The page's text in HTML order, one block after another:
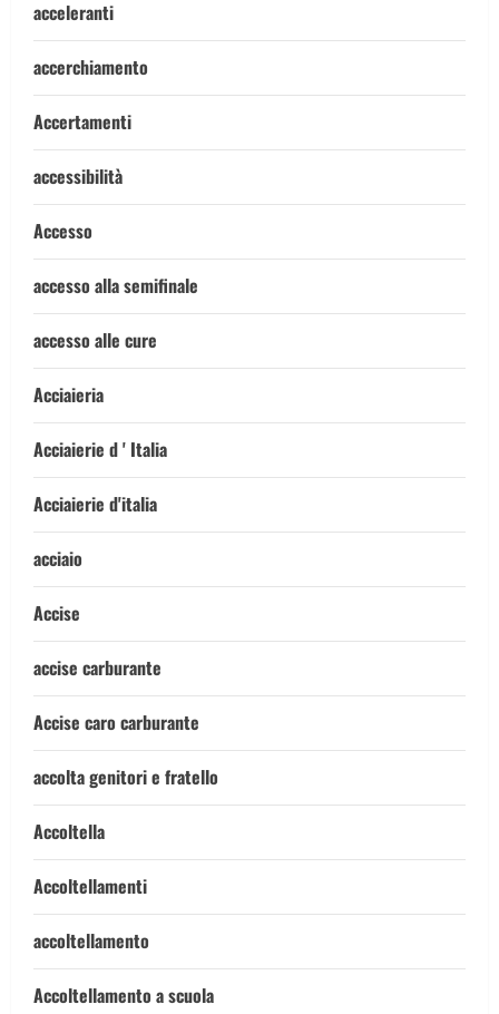
acceleranti
accerchiamento
Accertamenti
accessibilità
Accesso
accesso alla semifinale
accesso alle cure
Acciaieria
Acciaierie d ' Italia
Acciaierie d'italia
acciaio
Accise
accise carburante
Accise caro carburante
accolta genitori e fratello
Accoltella
Accoltellamenti
accoltellamento
Accoltellamento a scuola